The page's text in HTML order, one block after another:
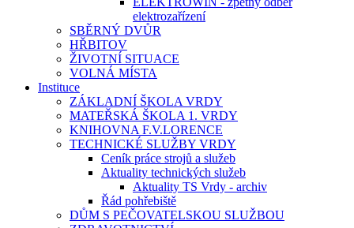
elektrozařízení
SBĚRNÝ DVŮR
HŘBITOV
ŽIVOTNÍ SITUACE
VOLNÁ MÍSTA
Instituce
ZÁKLADNÍ ŠKOLA VRDY
MATEŘSKÁ ŠKOLA 1. VRDY
KNIHOVNA F.V.LORENCE
TECHNICKÉ SLUŽBY VRDY
Ceník práce strojů a služeb
Aktuality technických služeb
Aktuality TS Vrdy - archiv
Řád pohřebiště
DŮM S PEČOVATELSKOU SLUŽBOU